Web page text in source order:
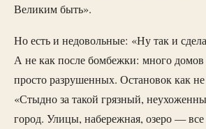
Великим быть».
Но есть и недовольные: «Ну так и
А не как после бомбежки: много домов
просто разрушенных. Остановок как
«Стыдно за такой грязный,
город. Улицы, набережная, озеро —